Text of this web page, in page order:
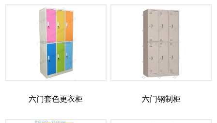
六门套色更衣柜 六门钢制柜